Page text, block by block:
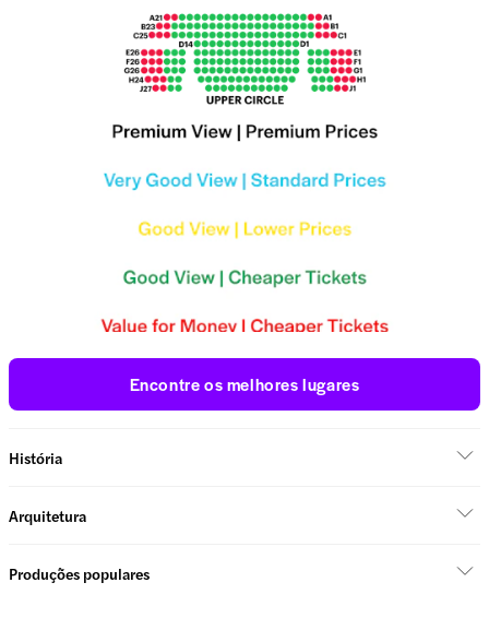
Encontre os melhores lugares
História
Arquitetura
Produções populares